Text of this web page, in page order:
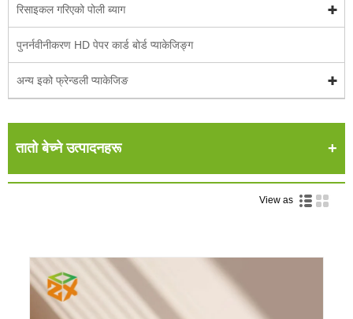
रिसाइकल गरिएको पोली ब्याग
पुनर्नवीनीकरण HD पेपर कार्ड बोर्ड प्याकेजिङ्ग
अन्य इको फ्रेन्डली प्याकेजिङ
तातो बेच्ने उत्पादनहरू
View as